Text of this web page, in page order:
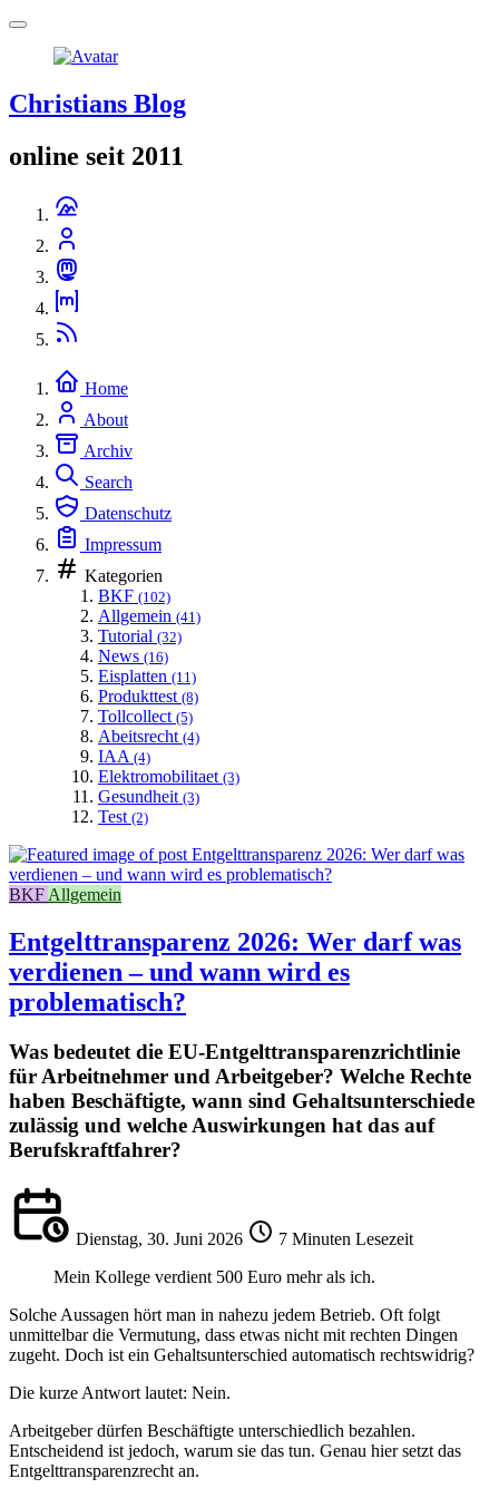
Christians Blog
online seit 2011
Home
About
Archiv
Search
Datenschutz
Impressum
Kategorien
BKF (102)
Allgemein (41)
Tutorial (32)
News (16)
Eisplatten (11)
Produkttest (8)
Tollcollect (5)
Abeitsrecht (4)
IAA (4)
Elektromobilitaet (3)
Gesundheit (3)
Test (2)
BKF Allgemein
Entgelttransparenz 2026: Wer darf was
verdienen – und wann wird es
problematisch?
Was bedeutet die EU-Entgelttransparenzrichtlinie
für Arbeitnehmer und Arbeitgeber? Welche Rechte
haben Beschäftigte, wann sind Gehaltsunterschiede
zulässig und welche Auswirkungen hat das auf
Berufskraftfahrer?
Dienstag, 30. Juni 2026
7 Minuten Lesezeit
Mein Kollege verdient 500 Euro mehr als ich.
Solche Aussagen hört man in nahezu jedem Betrieb. Oft folgt
unmittelbar die Vermutung, dass etwas nicht mit rechten Dingen
zugeht. Doch ist ein Gehaltsunterschied automatisch rechtswidrig?
Die kurze Antwort lautet: Nein.
Arbeitgeber dürfen Beschäftigte unterschiedlich bezahlen.
Entscheidend ist jedoch, warum sie das tun. Genau hier setzt das
Entgelttransparenzrecht an.